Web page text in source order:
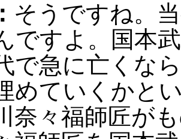
そうですね。
ですよ。国本
で急に亡くな
めていくかと
奈々福師匠が